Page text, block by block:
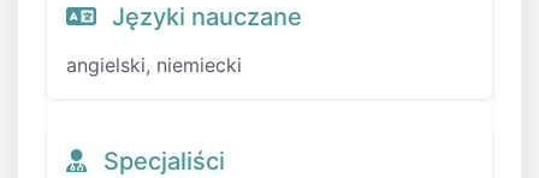
Języki nauczane
angielski, niemiecki
Specjaliści